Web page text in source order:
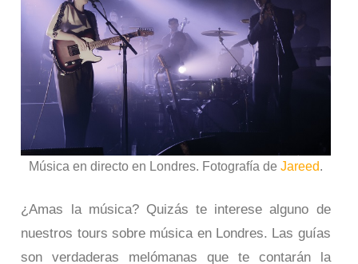
Música en directo en Londres. Fotografía deJareed.
¿Amas la música? Quizás te interese alguno de
nuestros tours sobre música en Londres. Las guías
son verdaderas melómanas que te contarán la